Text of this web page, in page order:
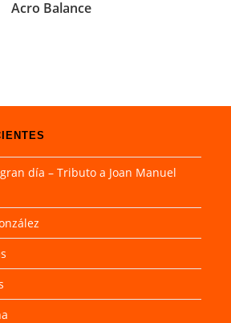
Acro Balance
día – Tributo a Joan Manuel